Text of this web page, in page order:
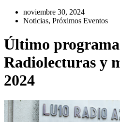
noviembre 30, 2024
Noticias, Próximos Eventos
Último
Radiolecturas y
2024